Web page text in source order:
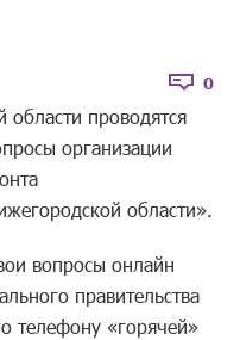
0
проводятся
организации
области».
вопросы онлайн
правительства
телефону «горячей»